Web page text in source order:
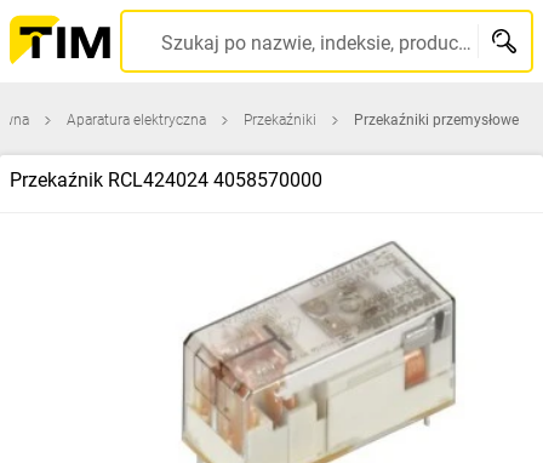
Szukaj po nazwie, indeksie, producencie, kodzie kreskowym...
Aparatura elektryczna Przekaźniki Przekaźniki przemysłowe
Przekaźnik RCL424024 4058570000